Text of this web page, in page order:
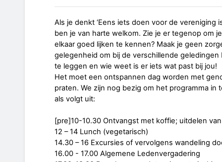
Als je denkt ‘Eens iets doen voor de vereniging
ben je van harte welkom. Zie je er tegenop om
elkaar goed lijken te kennen? Maak je geen
gelegenheid om bij de verschillende
te leggen en wie weet is er iets wat past bij jou!
Het moet een ontspannen dag worden met
praten. We zijn nog bezig om het programma in
als volgt uit:
[pre]10-10.30 Ontvangst met koffie; uitdelen
12 – 14 Lunch (vegetarisch)
14.30 – 16 Excursies of vervolgens wandeling
16.00 - 17.00 Algemene Ledenvergadering